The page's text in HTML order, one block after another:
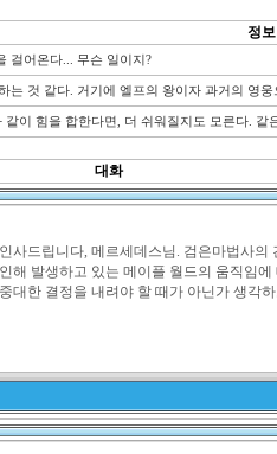
정보
걸어온다... 무슨 일이지?
는 것 같다. 거기에 엘프의 왕이자 과거의 영
이 힘을 합한다면, 더 쉬워질지도 모른다.
대화
인사드립니다, 메르세데스님. 검은마법사의
인해 발생하고 있는 메이플 월드의 움직임에
중대한 결정을 내려야 할 때가 아닌가 생각